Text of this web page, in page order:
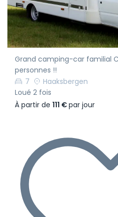
Grand camping-car familial
personnes !!
7
Haaksbergen
Loué 2 fois
À partir de 111 €par jour